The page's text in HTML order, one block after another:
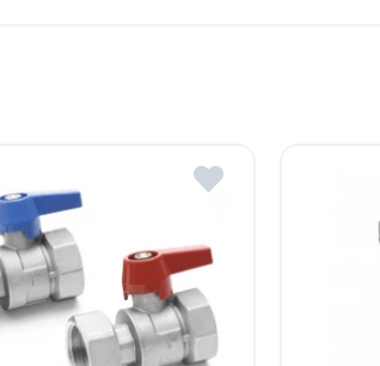
în funcție de graficul de livrări la magazinele
Strășeni, pot fi ridicate GRATUIT din cel
de sumă, pot fi ridicate GRATUIT,
tarife:
str. Heciului 2A, MD 3100,